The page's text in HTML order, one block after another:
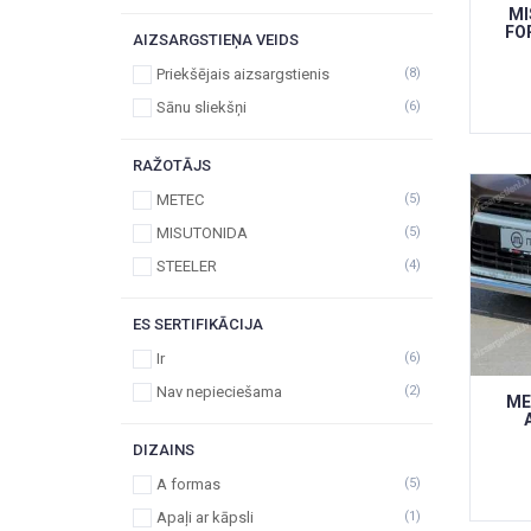
AIZSARGSTIEŅA VEIDS
Priekšējais aizsargstienis
(8)
Sānu sliekšņi (6)
RAŽOTĀJS
METEC
(5)
MISUTONIDA (5)
STEELER (4)
ES SERTIFIKĀCIJA
Ir
(6)
Nav nepieciešama (2)
DIZAINS
A formas
(5)
Apaļi ar kāpsli (1)